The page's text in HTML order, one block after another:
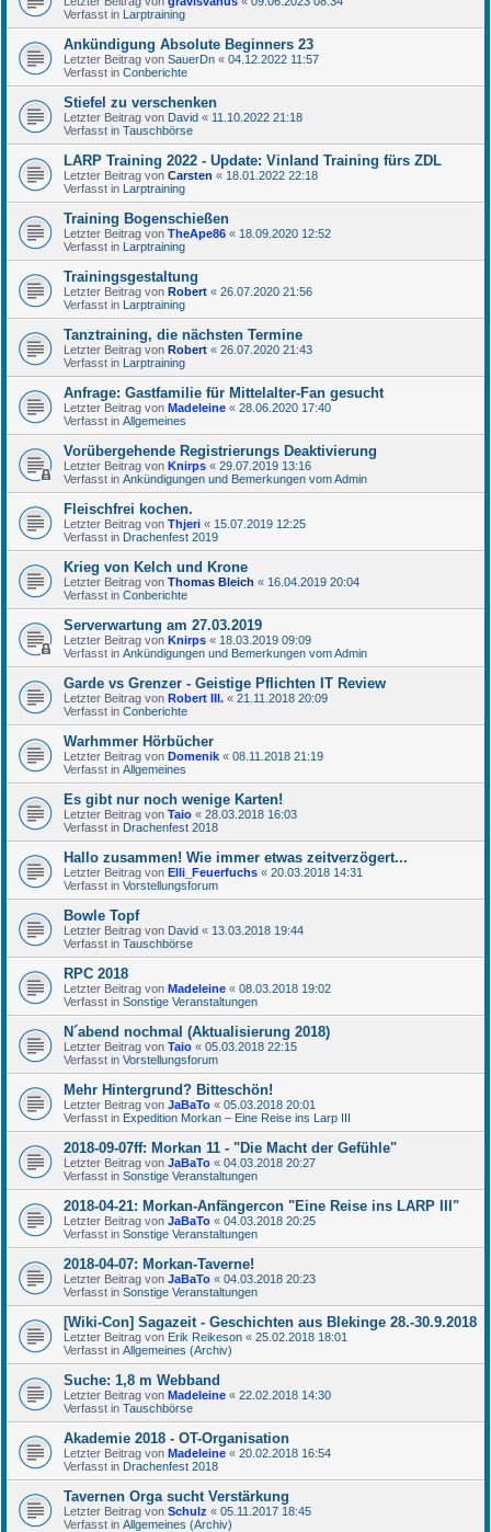
Verfasst in Larptraining
Ankündigung Absolute Beginners 23
Letzter Beitrag von SauerDn « 04.12.2022 11:57
Verfasst in Conberichte
Stiefel zu verschenken
Letzter Beitrag von David « 11.10.2022 21:18
Verfasst in Tauschbörse
LARP Training 2022 - Update: Vinland Training fürs ZDL
Letzter Beitrag von Carsten « 18.01.2022 22:18
Verfasst in Larptraining
Training Bogenschießen
Letzter Beitrag von TheApe86 « 18.09.2020 12:52
Verfasst in Larptraining
Trainingsgestaltung
Letzter Beitrag von Robert « 26.07.2020 21:56
Verfasst in Larptraining
Tanztraining, die nächsten Termine
Letzter Beitrag von Robert « 26.07.2020 21:43
Verfasst in Larptraining
Anfrage: Gastfamilie für Mittelalter-Fan gesucht
Letzter Beitrag von Madeleine « 28.06.2020 17:40
Verfasst in Allgemeines
Vorübergehende Registrierungs Deaktivierung
Letzter Beitrag von Knirps « 29.07.2019 13:16
Verfasst in Ankündigungen und Bemerkungen vom Admin
Fleischfrei kochen.
Letzter Beitrag von Thjeri « 15.07.2019 12:25
Verfasst in Drachenfest 2019
Krieg von Kelch und Krone
Letzter Beitrag von Thomas Bleich « 16.04.2019 20:04
Verfasst in Conberichte
Serverwartung am 27.03.2019
Letzter Beitrag von Knirps « 18.03.2019 09:09
Verfasst in Ankündigungen und Bemerkungen vom Admin
Garde vs Grenzer - Geistige Pflichten IT Review
Letzter Beitrag von Robert III. « 21.11.2018 20:09
Verfasst in Conberichte
Warhmmer Hörbücher
Letzter Beitrag von Domenik « 08.11.2018 21:19
Verfasst in Allgemeines
Es gibt nur noch wenige Karten!
Letzter Beitrag von Taio « 28.03.2018 16:03
Verfasst in Drachenfest 2018
Hallo zusammen! Wie immer etwas zeitverzögert...
Letzter Beitrag von Elli_Feuerfuchs « 20.03.2018 14:31
Verfasst in Vorstellungsforum
Bowle Topf
Letzter Beitrag von David « 13.03.2018 19:44
Verfasst in Tauschbörse
RPC 2018
Letzter Beitrag von Madeleine « 08.03.2018 19:02
Verfasst in Sonstige Veranstaltungen
N´abend nochmal (Aktualisierung 2018)
Letzter Beitrag von Taio « 05.03.2018 22:15
Verfasst in Vorstellungsforum
Mehr Hintergrund? Bitteschön!
Letzter Beitrag von JaBaTo « 05.03.2018 20:01
Verfasst in Expedition Morkan – Eine Reise ins Larp III
2018-09-07ff: Morkan 11 - "Die Macht der Gefühle"
Letzter Beitrag von JaBaTo « 04.03.2018 20:27
Verfasst in Sonstige Veranstaltungen
2018-04-21: Morkan-Anfängercon "Eine Reise ins LARP III"
Letzter Beitrag von JaBaTo « 04.03.2018 20:25
Verfasst in Sonstige Veranstaltungen
2018-04-07: Morkan-Taverne!
Letzter Beitrag von JaBaTo « 04.03.2018 20:23
Verfasst in Sonstige Veranstaltungen
[Wiki-Con] Sagazeit - Geschichten aus Blekinge 28.-30.9.2018
Letzter Beitrag von Erik Reikeson « 25.02.2018 18:01
Verfasst in Allgemeines (Archiv)
Suche: 1,8 m Webband
Letzter Beitrag von Madeleine « 22.02.2018 14:30
Verfasst in Tauschbörse
Akademie 2018 - OT-Organisation
Letzter Beitrag von Madeleine « 20.02.2018 16:54
Verfasst in Drachenfest 2018
Tavernen Orga sucht Verstärkung
Letzter Beitrag von Schulz « 05.11.2017 18:45
Verfasst in Allgemeines (Archiv)